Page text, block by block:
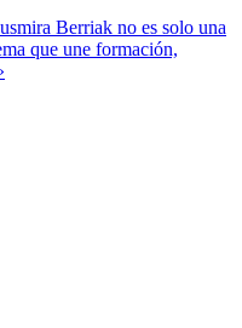
Berriak no es solo una
que une formación,